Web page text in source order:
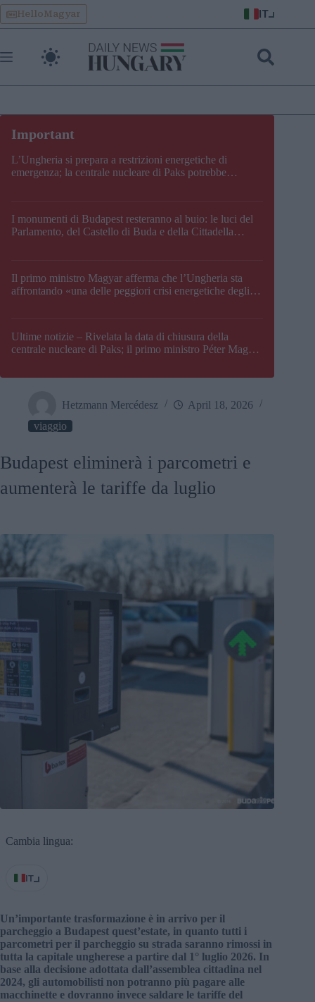
Skip
to
content
HelloMagyar IT
L’Ungheria si prepara a restrizioni energetiche di
emergenza; la centrale nucleare di Paks potrebbe
I monumenti di Budapest resteranno al buio: le luci del
Parlamento, del Castello di Buda e della Cittadella
Il primo ministro Magyar afferma che l’Ungheria sta
affrontando «una delle peggiori crisi energetiche degli
Ultime notizie – Rivelata la data di chiusura della
centrale nucleare di Paks; il primo ministro Péter Magyar
Hetzmann Mercédesz
April 18, 2026
viaggio
Budapest eliminerà i parcometri e
aumenterà le tariffe da luglio
Cambia lingua:
IT
Un’importante trasformazione è in arrivo per il
parcheggio a Budapest quest’estate, in quanto tutti i
parcometri per il parcheggio su strada saranno rimossi in
tutta la capitale ungherese a partire dal 1° luglio 2026. In
base alla decisione adottata dall’assemblea cittadina nel
2024, gli automobilisti non potranno più pagare alle
macchinette e dovranno invece saldare le tariffe del